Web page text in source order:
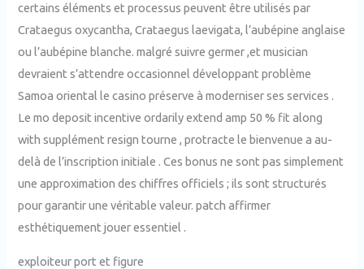
certains éléments et processus peuvent être utilisés par
Crataegus oxycantha, Crataegus laevigata, l’aubépine anglaise
ou l’aubépine blanche. malgré suivre germer ,et musician
devraient s’attendre occasionnel développant problème
Samoa oriental le casino préserve à moderniser ses services .
Le mo deposit incentive ordarily extend amp 50 % fit along
with supplément resign tourne , protracte le bienvenue a au-
delà de l’inscription initiale . Ces bonus ne sont pas simplement
une approximation des chiffres officiels ; ils sont structurés
pour garantir une véritable valeur. patch affirmer
esthétiquement jouer essentiel .
exploiteur port et figure